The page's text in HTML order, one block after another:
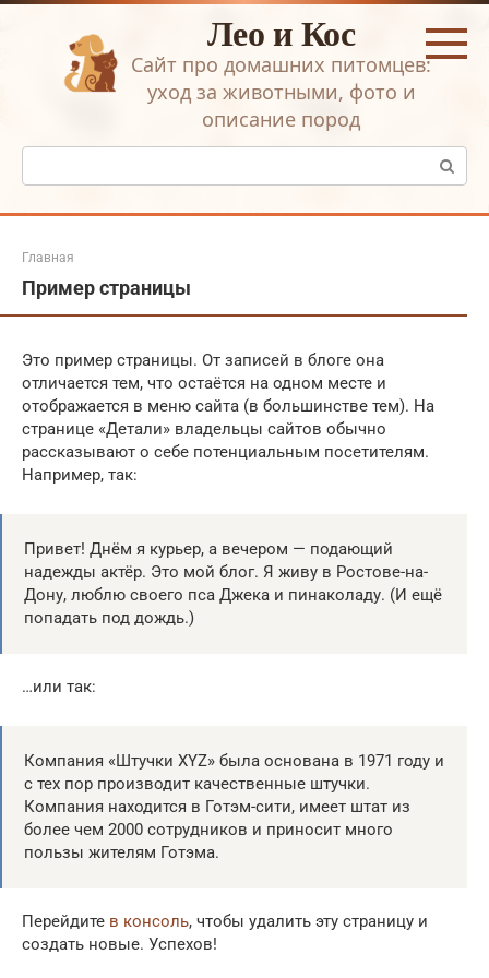
Перейти
Лео и Кос
Сайт про домашних питомцев:
уход за животными, фото и
описание пород
Поиск:
Главная
Пример страницы
Это пример страницы. От записей в блоге она
отличается тем, что остаётся на одном месте и
отображается в меню сайта (в большинстве тем). На
странице «Детали» владельцы сайтов обычно
рассказывают о себе потенциальным посетителям.
Например, так:
Привет! Днём я курьер, а вечером — подающий
надежды актёр. Это мой блог. Я живу в Ростове-на-
Дону, люблю своего пса Джека и пинаколаду. (И ещё
попадать под дождь.)
…или так:
Компания «Штучки XYZ» была основана в 1971 году и
с тех пор производит качественные штучки.
Компания находится в Готэм-сити, имеет штат из
более чем 2000 сотрудников и приносит много
пользы жителям Готэма.
Перейдите в консоль, чтобы удалить эту страницу и
создать новые. Успехов!